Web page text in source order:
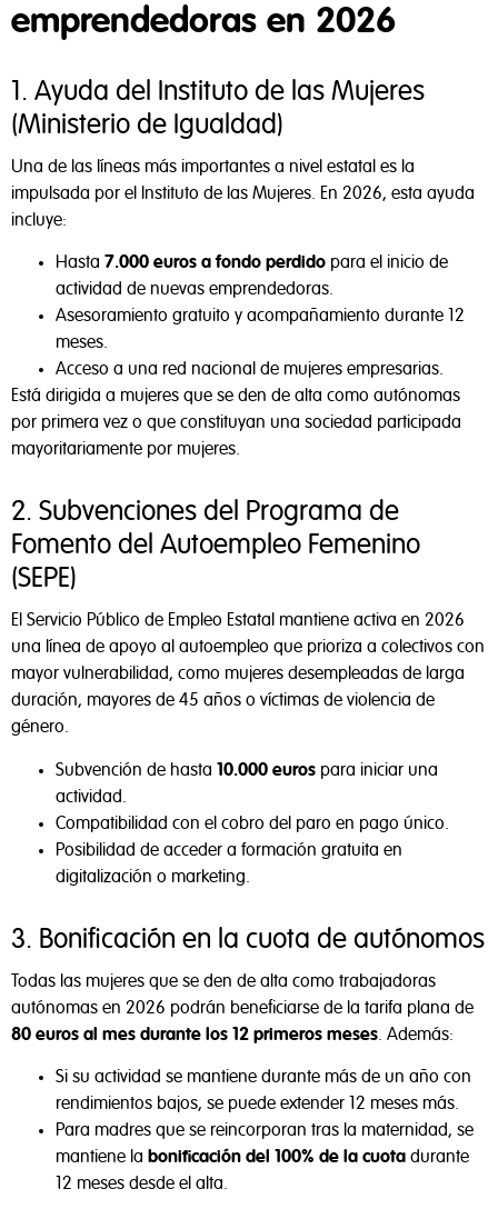
emprendedoras en 2026
1. Ayuda del Instituto de las Mujeres
(Ministerio de Igualdad)
Una de las líneas más importantes a nivel estatal es la
impulsada por el Instituto de las Mujeres. En 2026, esta ayuda
incluye:
Hasta 7.000 euros a fondo perdido para el inicio de
actividad de nuevas emprendedoras.
Asesoramiento gratuito y acompañamiento durante 12
meses.
Acceso a una red nacional de mujeres empresarias.
Está dirigida a mujeres que se den de alta como autónomas
por primera vez o que constituyan una sociedad participada
mayoritariamente por mujeres.
2. Subvenciones del Programa de
Fomento del Autoempleo Femenino
(SEPE)
El Servicio Público de Empleo Estatal mantiene activa en 2026
una línea de apoyo al autoempleo que prioriza a colectivos con
mayor vulnerabilidad, como mujeres desempleadas de larga
duración, mayores de 45 años o víctimas de violencia de
género.
Subvención de hasta 10.000 euros para iniciar una
actividad.
Compatibilidad con el cobro del paro en pago único.
Posibilidad de acceder a formación gratuita en
digitalización o marketing.
3. Bonificación en la cuota de autónomos
Todas las mujeres que se den de alta como trabajadoras
autónomas en 2026 podrán beneficiarse de la tarifa plana de
80 euros al mes durante los 12 primeros meses. Además:
Si su actividad se mantiene durante más de un año con
rendimientos bajos, se puede extender 12 meses más.
Para madres que se reincorporan tras la maternidad, se
mantiene la bonificación del 100% de la cuota durante
12 meses desde el alta.